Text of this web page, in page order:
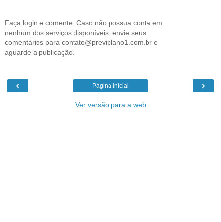
Faça login e comente. Caso não possua conta em
nenhum dos serviços disponíveis, envie seus
comentários para contato@previplano1.com.br e
aguarde a publicação.
‹ ›
Página inicial
Ver versão para a web